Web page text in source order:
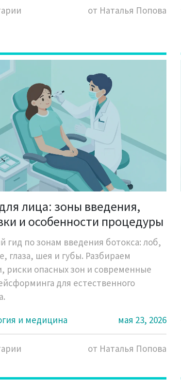
от Наталья Попова
лица: зоны введения,
и особенности процедуры
гид по зонам введения ботокса: лоб,
глаза, шея и губы. Разбираем
риски опасных зон и современные
для естественного
и медицина
мая 23, 2026
от Наталья Попова